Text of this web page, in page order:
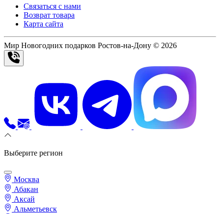
Связаться с нами
Возврат товара
Карта сайта
Мир Новогодних подарков Ростов-на-Дону © 2026
Выберите регион
Москва
Абакан
Аксай
Альметьевск